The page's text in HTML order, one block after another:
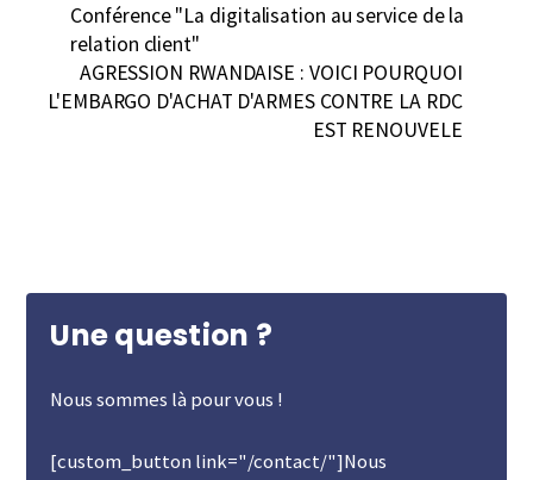
Conférence "La digitalisation au service de la
relation client"
AGRESSION RWANDAISE : VOICI POURQUOI
L'EMBARGO D'ACHAT D'ARMES CONTRE LA RDC
EST RENOUVELE
Une question ?
Nous sommes là pour vous !
[custom_button link="/contact/"]Nous